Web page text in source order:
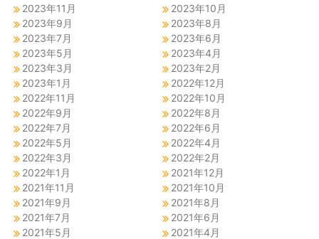
2023年11月
2023年10月
2023年9月
2023年8月
2023年7月
2023年6月
2023年5月
2023年4月
2023年3月
2023年2月
2023年1月
2022年12月
2022年11月
2022年10月
2022年9月
2022年8月
2022年7月
2022年6月
2022年5月
2022年4月
2022年3月
2022年2月
2022年1月
2021年12月
2021年11月
2021年10月
2021年9月
2021年8月
2021年7月
2021年6月
2021年5月
2021年4月